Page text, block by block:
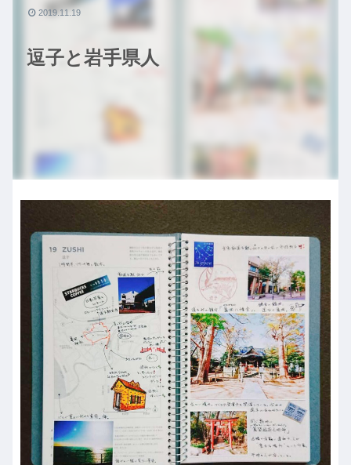
逗子と岩手県人
2019.11.19